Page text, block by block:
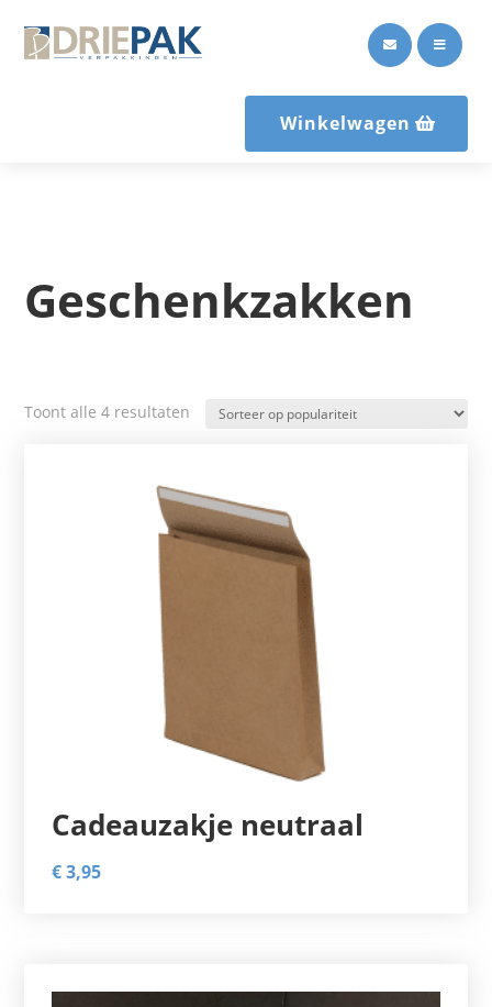
 
Winkelwagen
Geschenkzakken
Toont alle 4 resultaten Gesorteerd
Cadeauzakje neutraal
€3,95